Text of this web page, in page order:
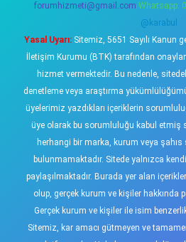
forumhizmeti@gmail.com Whatsapp:
@karabul
Yasal Uyarı:Sitemiz, 5651 Sayılı Kanun
İletişim Kurumu (BTK) tarafından
hizmet vermektedir. Bu nedenle,
denetleme veya araştırma
üyelerimiz yazdıkları içeriklerin
üye olarak bu sorumluluğu kabul etmiş
herhangi bir marka, kurum veya şahıs
bulunmamaktadır. Sitede yalnızca
paylaşılmaktadır. Burada yer alan
olup, gerçek kurum ve kişiler hakkında
Gerçek kurum ve kişiler ile isim
Sitemiz, kar amacı gütmeyen ve